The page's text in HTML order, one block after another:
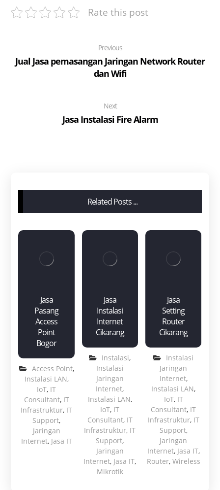
Rate this post
Previous
Jual Jasa pemasangan Jaringan Network Router
dan Wifi
Next
Jasa Instalasi Fire Alarm
Related Posts ...
Jasa
Pasang
Access
Point
Bogor
Access Point,
Instalasi LAN,
IoT, IT
Consultant, IT
Infrastruktur, IT
Support,
Jaringan
Internet, Jasa IT
Jasa
Instalasi
Internet
Cikarang
Instalasi,
Instalasi
Jaringan
Internet,
Instalasi LAN,
IoT, IT
Consultant, IT
Infrastruktur, IT
Support,
Jaringan
Internet, Jasa IT,
Mikrotik
Jasa
Setting
Router
Cikarang
Instalasi
Jaringan
Internet,
Instalasi LAN,
IoT, IT
Consultant, IT
Infrastruktur, IT
Support,
Jaringan
Internet, Jasa IT,
Router, Wireless